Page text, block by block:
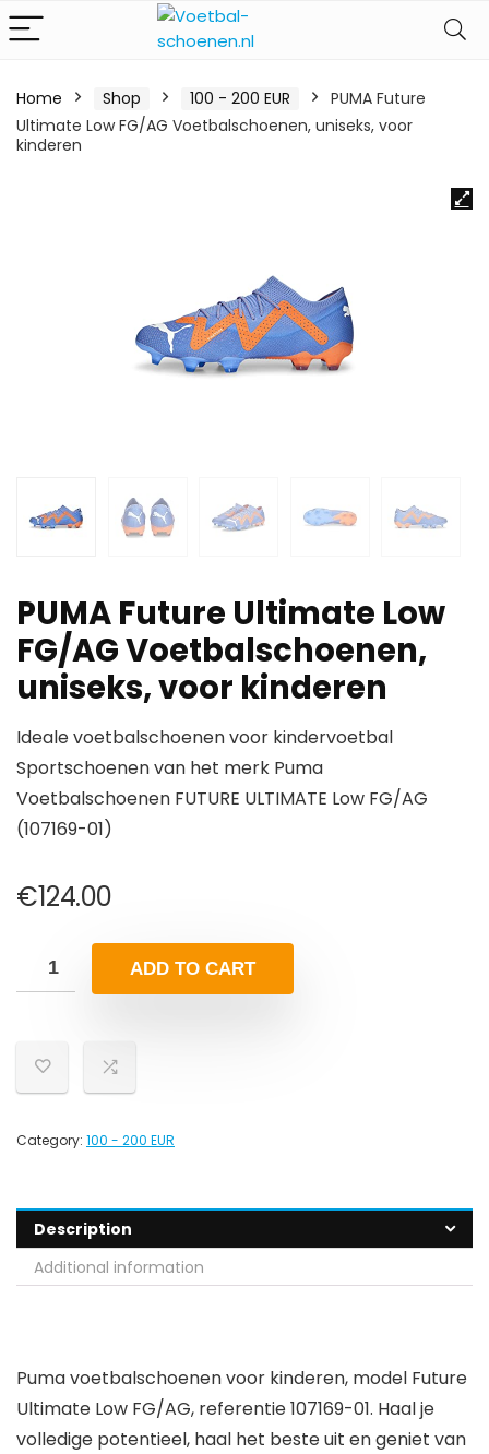
Home Shop 100 - 200 EUR
PUMA Future
Ultimate Low FG/AG Voetbalschoenen, uniseks, voor
kinderen
PUMA Future Ultimate Low
FG/AG Voetbalschoenen,
uniseks, voor kinderen
Ideale voetbalschoenen voor kindervoetbal
Sportschoenen van het merk Puma
Voetbalschoenen FUTURE ULTIMATE Low FG/AG
(107169-01)
€124.00
ADD TO CART
Category: 100 - 200 EUR
Description
Additional information
Puma voetbalschoenen voor kinderen, model Future
Ultimate Low FG/AG, referentie 107169-01. Haal je
volledige potentieel, haal het beste uit en geniet van